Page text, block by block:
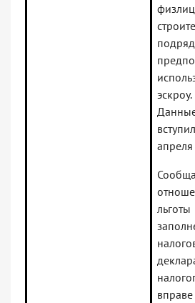
эскроу.